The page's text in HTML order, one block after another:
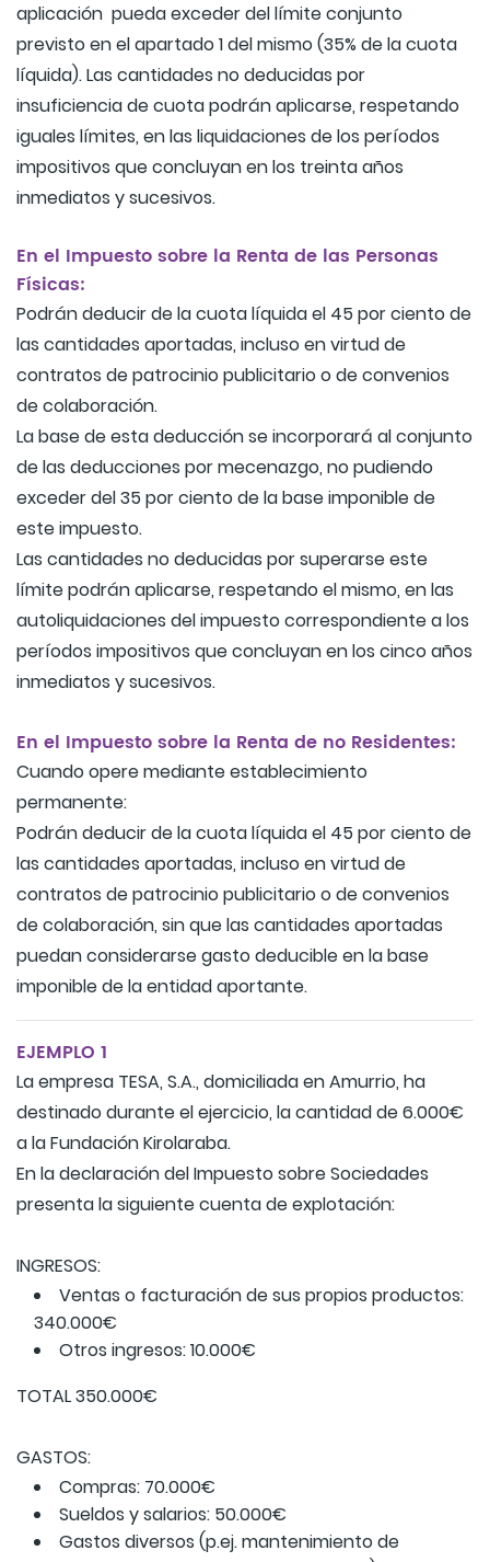
aplicación pueda exceder del límite conjunto
previsto en el apartado 1 del mismo (35% de la cuota
líquida). Las cantidades no deducidas por
insuficiencia de cuota podrán aplicarse, respetando
iguales límites, en las liquidaciones de los períodos
impositivos que concluyan en los treinta años
inmediatos y sucesivos.
En el Impuesto sobre la Renta de las Personas
Físicas:
Podrán deducir de la cuota líquida el 45 por ciento de
las cantidades aportadas, incluso en virtud de
contratos de patrocinio publicitario o de convenios
de colaboración.
La base de esta deducción se incorporará al conjunto
de las deducciones por mecenazgo, no pudiendo
exceder del 35 por ciento de la base imponible de
este impuesto.
Las cantidades no deducidas por superarse este
límite podrán aplicarse, respetando el mismo, en las
autoliquidaciones del impuesto correspondiente a los
períodos impositivos que concluyan en los cinco años
inmediatos y sucesivos.
En el Impuesto sobre la Renta de no Residentes:
Cuando opere mediante establecimiento
permanente:
Podrán deducir de la cuota líquida el 45 por ciento de
las cantidades aportadas, incluso en virtud de
contratos de patrocinio publicitario o de convenios
de colaboración, sin que las cantidades aportadas
puedan considerarse gasto deducible en la base
imponible de la entidad aportante.
EJEMPLO 1
La empresa TESA, S.A., domiciliada en Amurrio, ha
destinado durante el ejercicio, la cantidad de 6.000€
a la Fundación Kirolaraba.
En la declaración del Impuesto sobre Sociedades
presenta la siguiente cuenta de explotación:
INGRESOS:
Ventas o facturación de sus propios productos:
340.000€
Otros ingresos: 10.000€
TOTAL 350.000€
GASTOS:
Compras: 70.000€
Sueldos y salarios: 50.000€
Gastos diversos (p.ej. mantenimiento de